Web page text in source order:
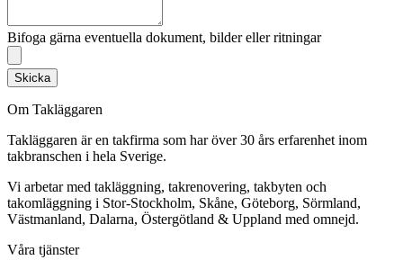
Bifoga gärna eventuella dokument, bilder eller ritningar
Skicka
Om Takläggaren
Takläggaren är en takfirma som har över 30 års erfarenhet inom
takbranschen i hela Sverige.
Vi arbetar med takläggning, takrenovering, takbyten och
takomläggning i Stor-Stockholm, Skåne, Göteborg, Sörmland,
Västmanland, Dalarna, Östergötland & Uppland med omnejd.
Våra tjänster